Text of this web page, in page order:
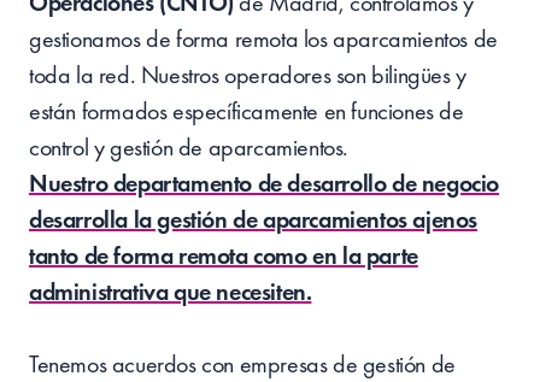
gestionamos de forma remota los aparcamientos de
toda la red. Nuestros operadores son bilingües y
están formados específicamente en funciones de
control y gestión de aparcamientos.
Nuestro departamento de desarrollo de negocio
desarrolla la gestión de aparcamientos ajenos
tanto de forma remota como en la parte
administrativa que necesiten.
Tenemos acuerdos con empresas de gestión de